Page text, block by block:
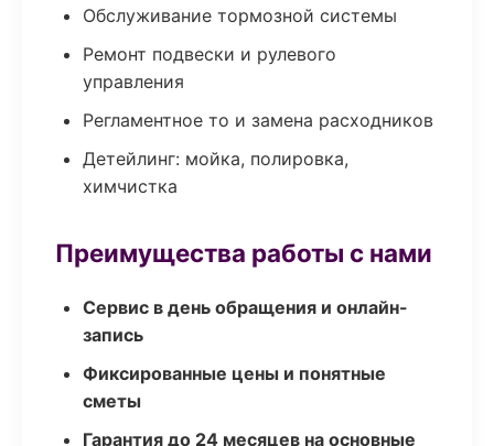
Обслуживание тормозной системы
Ремонт подвески и рулевого
управления
Регламентное то и замена расходников
Детейлинг: мойка, полировка,
химчистка
Преимущества работы с нами
Сервис в день обращения и онлайн-
запись
Фиксированные цены и понятные
сметы
Гарантия до 24 месяцев на основные